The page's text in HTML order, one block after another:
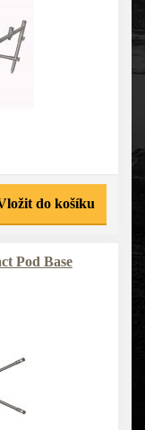
do košíku
Pod Base